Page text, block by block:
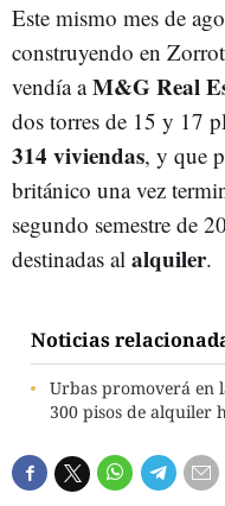
Este mismo mes de
construyendo en
vendía aM&G Real
dos torres de 15 y 17
314 viviendas, y que
británico una vez
segundo semestre de
destinadas al alquiler.
Noticias
Urbas promoverá en
300 pisos de alquiler